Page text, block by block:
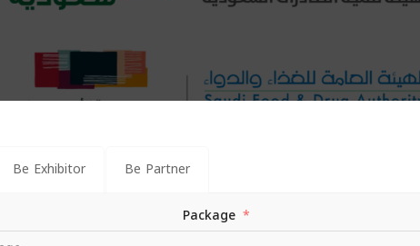
Be Exhibitor
Be Partner
Package